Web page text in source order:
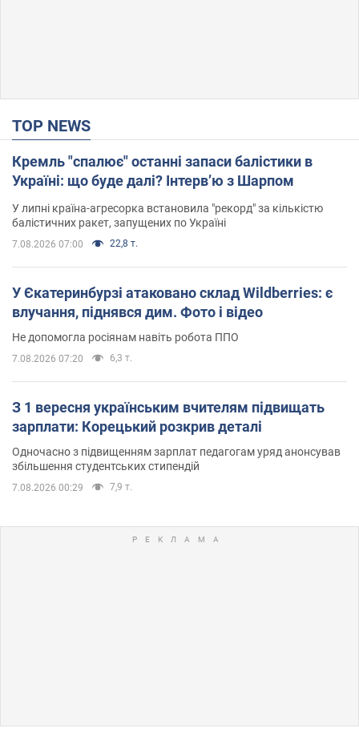
TOP NEWS
Кремль "спалює" останні запаси балістики в
Україні: що буде далі? Інтерв’ю з Шарпом
У липні країна-агресорка встановила "рекорд" за кількістю
балістичних ракет, запущених по Україні
7.08.2026 07:00 22,8 т.
У Єкатеринбурзі атаковано склад Wildberries: є
влучання, піднявся дим. Фото і відео
Не допомогла росіянам навіть робота ППО
7.08.2026 07:20 6,3 т.
З 1 вересня українським вчителям підвищать
зарплати: Корецький розкрив деталі
Одночасно з підвищенням зарплат педагогам уряд анонсував
збільшення студентських стипендій
7.08.2026 00:29 7,9 т.